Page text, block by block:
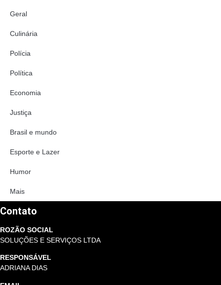
Geral
Culinária
Polícia
Política
Economia
Justiça
Brasil e mundo
Esporte e Lazer
Humor
Mais
Contato
ROZÃO SOCIAL
SOLUÇÕES E SERVIÇOS LTDA
RESPONSÁVEL
ADRIANA DIAS